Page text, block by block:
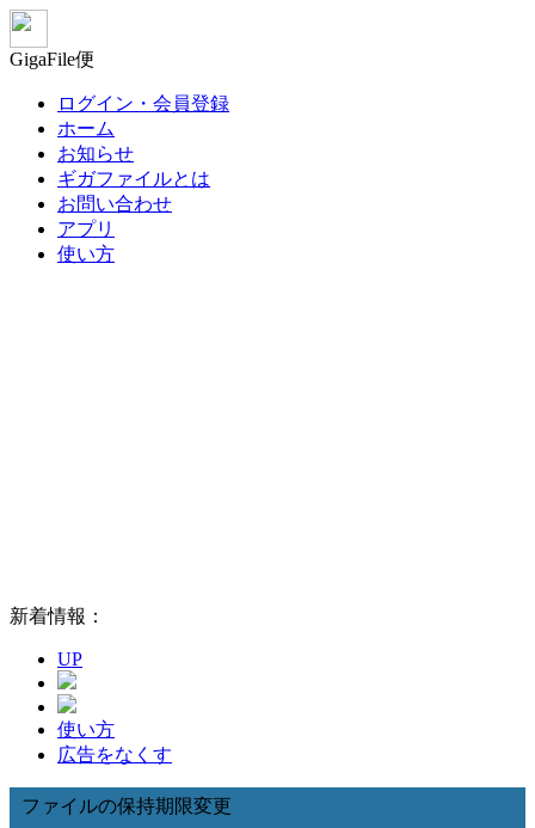
GigaFile便
ログイン・会員登録
ホーム
お知らせ
ギガファイルとは
お問い合わせ
アプリ
使い方
新着情報：
UP
使い方
広告をなくす
ファイルの保持期限変更